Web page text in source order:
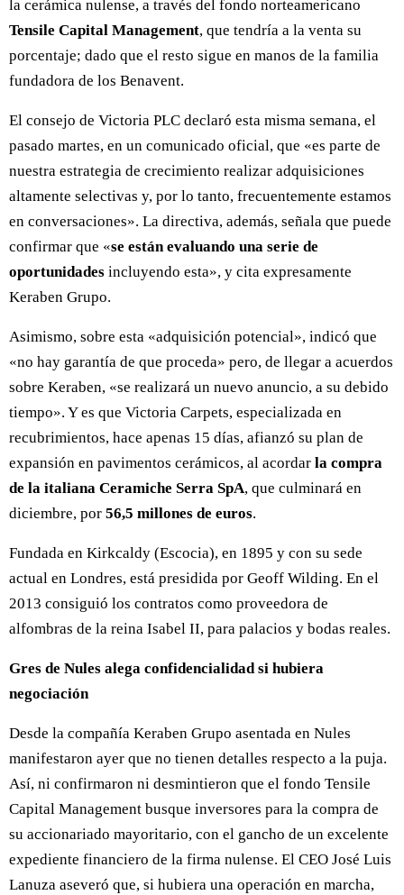
la cerámica nulense, a través del fondo norteamericano
Tensile Capital Management, que tendría a la venta su
porcentaje; dado que el resto sigue en manos de la familia
fundadora de los Benavent.
El consejo de Victoria PLC declaró esta misma semana, el
pasado martes, en un comunicado oficial, que «es parte de
nuestra estrategia de crecimiento realizar adquisiciones
altamente selectivas y, por lo tanto, frecuentemente estamos
en conversaciones». La directiva, además, señala que puede
confirmar que «se están evaluando una serie de
oportunidades incluyendo esta», y cita expresamente
Keraben Grupo.
Asimismo, sobre esta «adquisición potencial», indicó que
«no hay garantía de que proceda» pero, de llegar a acuerdos
sobre Keraben, «se realizará un nuevo anuncio, a su debido
tiempo». Y es que Victoria Carpets, especializada en
recubrimientos, hace apenas 15 días, afianzó su plan de
expansión en pavimentos cerámicos, al acordar la compra
de la italiana Ceramiche Serra SpA, que culminará en
diciembre, por 56,5 millones de euros.
Fundada en Kirkcaldy (Escocia), en 1895 y con su sede
actual en Londres, está presidida por Geoff Wilding. En el
2013 consiguió los contratos como proveedora de
alfombras de la reina Isabel II, para palacios y bodas reales.
Gres de Nules alega confidencialidad si hubiera
negociación
Desde la compañía Keraben Grupo asentada en Nules
manifestaron ayer que no tienen detalles respecto a la puja.
Así, ni confirmaron ni desmintieron que el fondo Tensile
Capital Management busque inversores para la compra de
su accionariado mayoritario, con el gancho de un excelente
expediente financiero de la firma nulense. El CEO José Luis
Lanuza aseveró que, si hubiera una operación en marcha,